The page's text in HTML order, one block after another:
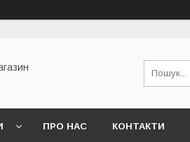
ПРО НАС КОНТАКТИ